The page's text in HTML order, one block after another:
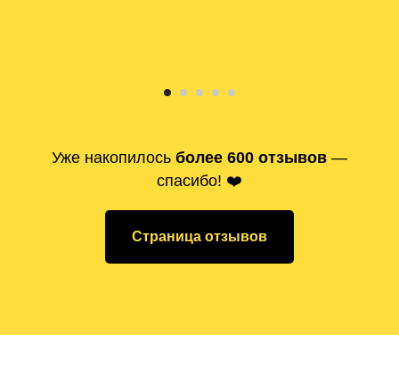
Уже накопилось более 600 отзывов —
спасибо! ❤️
Страница отзывов